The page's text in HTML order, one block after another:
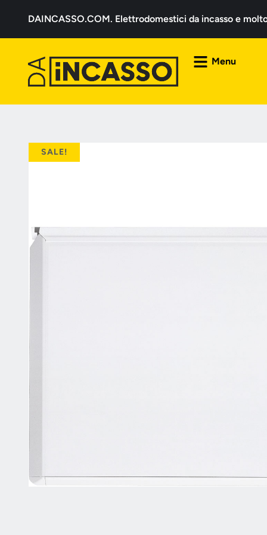
DAINCASSO.COM. Elettrodomestici da incasso e
Menu
SALE!